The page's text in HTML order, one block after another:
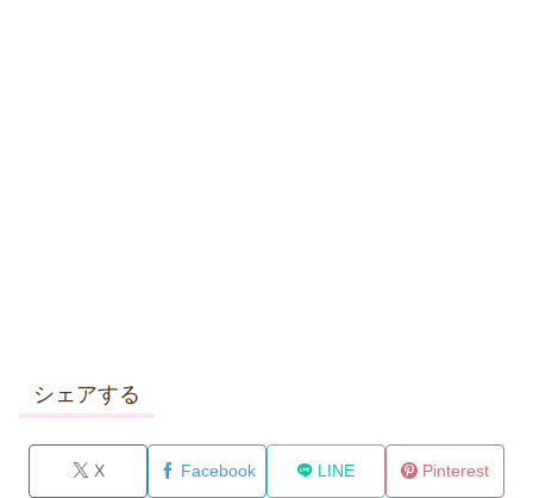
シェアする
X Facebook LINE Pinterest